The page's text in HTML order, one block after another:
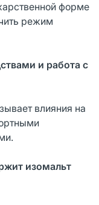
форме
режим
и работа с
влияния на
изомальт